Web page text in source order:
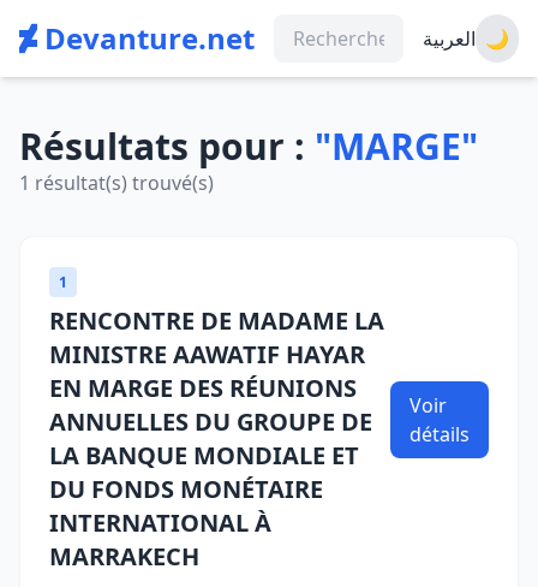
Devanture.net العربية 🌙
Résultats pour : "MARGE"
1 résultat(s) trouvé(s)
1
RENCONTRE DE MADAME LA
MINISTRE AAWATIF HAYAR
EN MARGE DES RÉUNIONS
ANNUELLES DU GROUPE DE
LA BANQUE MONDIALE ET
DU FONDS MONÉTAIRE
INTERNATIONAL À
MARRAKECH
Voir
détails